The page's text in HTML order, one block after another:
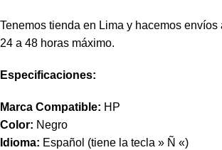
Tenemos tienda en Lima y hacemos envíos
24 a 48 horas máximo.
Especificaciones:
Marca Compatible: HP
Color: Negro
Idioma: Español (tiene la tecla » Ñ «)